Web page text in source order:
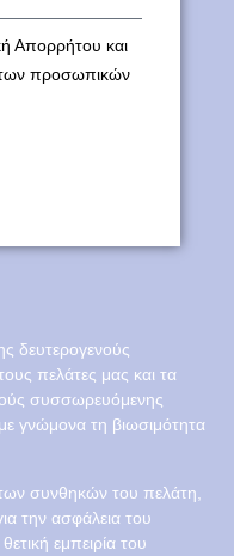
Απορρήτου και
των προσωπικών
δευτερογενούς
πελάτες μας και τα
συσσωρευόμενης
γνώμονα τη βιωσιμότητα
συνθηκών του πελάτη,
την ασφάλεια του
εμπειρία του